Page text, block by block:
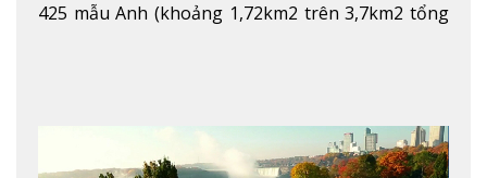
425 mẫu Anh (khoảng 1,72km2 trên 3,7km2 tổng